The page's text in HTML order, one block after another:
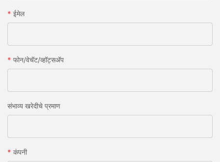
ईमेल
फोन/वेचॅट/व्हॉट्सअ‍ॅप
संभाव्य खरेदीचे प्रमाण
कंपनी